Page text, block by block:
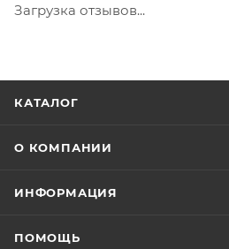
Загрузка отзывов...
КАТАЛОГ
О КОМПАНИИ
ИНФОРМАЦИЯ
ПОМОЩЬ